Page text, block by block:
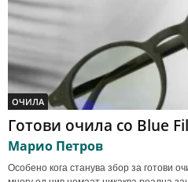
ОЧИЛА
Готови очила со Blue
Марио Петров
Особено кога станува збор за готови